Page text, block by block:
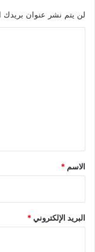
لن يتم نشر عنوان بريدك
*
الاسم *
البريد الإلكتروني*